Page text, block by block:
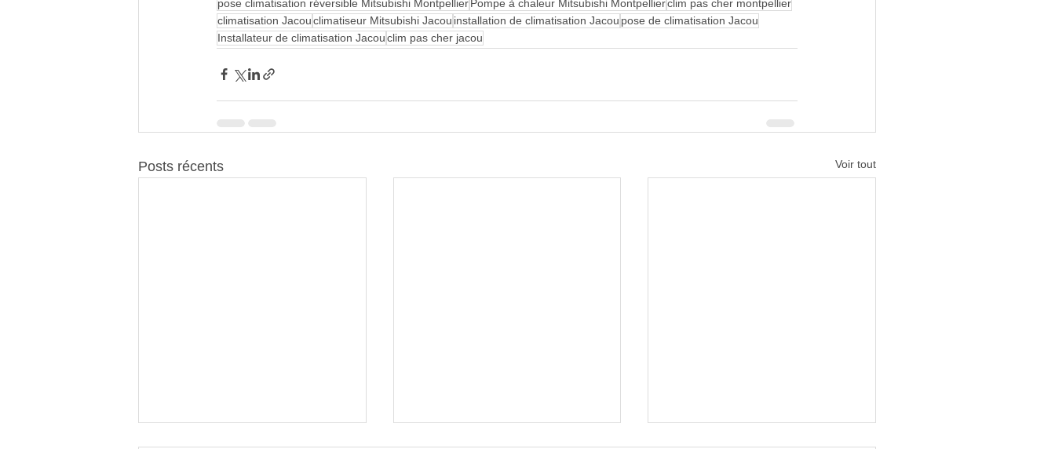
pose climatisation réversible Mitsubishi MontpellierPompe à chaleur Mitsubishi Montpellierclim pas cher montpellier
climatisation Jacouclimatiseur Mitsubishi Jacou installation de climatisation Jacou pose de climatisation Jacou
Installateur de climatisation Jacouclim pas cher jacou
Posts récents Voir tout